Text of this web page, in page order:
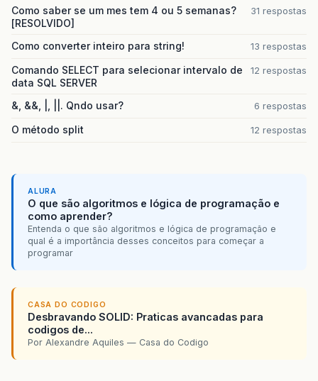
Como saber se um mes tem 4 ou 5 semanas?
[RESOLVIDO]
31 respostas
Como converter inteiro para string! 13 respostas
Comando SELECT para selecionar intervalo de
data SQL SERVER
12 respostas
&, &&, |, ||. Qndo usar? 6 respostas
O método split 12 respostas
ALURA
O que são algoritmos e lógica de programação e
como aprender?
Entenda o que são algoritmos e lógica de programação e
qual é a importância desses conceitos para começar a
programar
CASA DO CODIGO
Desbravando SOLID: Praticas avancadas para
codigos de...
Por Alexandre Aquiles — Casa do Codigo